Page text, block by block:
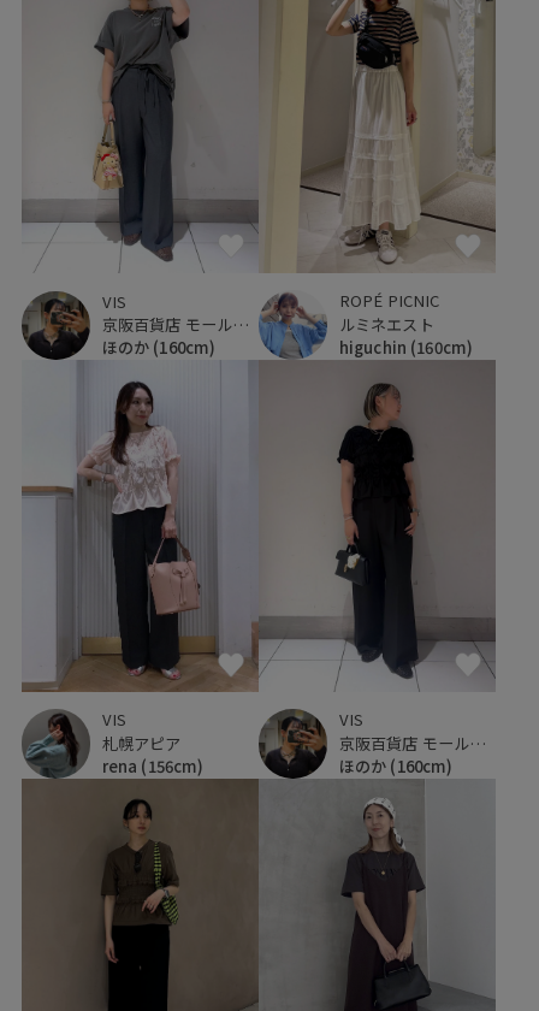
VIS
京阪百貨店 モール京橋店
ほのか (160cm)
ROPÉ PICNIC
ルミネエスト
higuchin (160cm)
VIS
札幌アピア
rena (156cm)
VIS
京阪百貨店 モール京橋店
ほのか (160cm)